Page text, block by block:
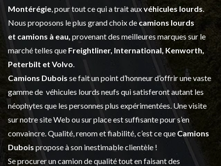
Montérégie , pour tout ce qui a trait auxvéhicules lourds
Nous proposons le plus grand choix de camions lourds
et camions à eau, provenant des meilleures marques sur le
marché telles que Freightliner, International, Kenworth,
Peterbilt et Volvo
Camions Dubois se fait un point d’honneur d’offrir une vaste
gamme de véhicules lourds neufs qui satisferont autant les
néophytes que les personnes plus expérimentées. Une visite
sur notre site Web ou sur place est suffisante pour s’en
convaincre. Qualité, renom et fiabilité, c’est ce que Camions
Dubois propose à son inestimable clientèle !
Se procurer un camion de qualité tout en faisant des